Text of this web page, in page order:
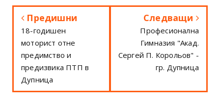
Предишни
18-годишен
моторист отне
предимство и
предизвика ПТП в
Дупница
Следващи
Професионална
Гимназия "Акад.
Сергей П. Корольов" -
гр. Дупница